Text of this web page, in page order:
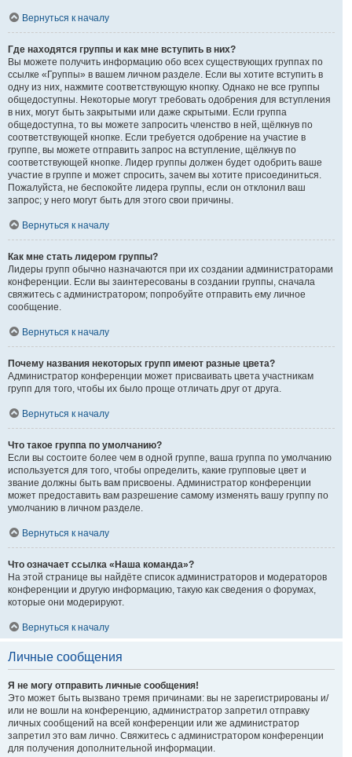
Вернуться к началу
Где находятся группы и как мне вступить в них?
Вы можете получить информацию обо всех существующих группах по
ссылке «Группы» в вашем личном разделе. Если вы хотите вступить в
одну из них, нажмите соответствующую кнопку. Однако не все группы
общедоступны. Некоторые могут требовать одобрения для вступления
в них, могут быть закрытыми или даже скрытыми. Если группа
общедоступна, то вы можете запросить членство в ней, щёлкнув по
соответствующей кнопке. Если требуется одобрение на участие в
группе, вы можете отправить запрос на вступление, щёлкнув по
соответствующей кнопке. Лидер группы должен будет одобрить ваше
участие в группе и может спросить, зачем вы хотите присоединиться.
Пожалуйста, не беспокойте лидера группы, если он отклонил ваш
запрос; у него могут быть для этого свои причины.
Вернуться к началу
Как мне стать лидером группы?
Лидеры групп обычно назначаются при их создании администраторами
конференции. Если вы заинтересованы в создании группы, сначала
свяжитесь с администратором; попробуйте отправить ему личное
сообщение.
Вернуться к началу
Почему названия некоторых групп имеют разные цвета?
Администратор конференции может присваивать цвета участникам
групп для того, чтобы их было проще отличать друг от друга.
Вернуться к началу
Что такое группа по умолчанию?
Если вы состоите более чем в одной группе, ваша группа по умолчанию
используется для того, чтобы определить, какие групповые цвет и
звание должны быть вам присвоены. Администратор конференции
может предоставить вам разрешение самому изменять вашу группу по
умолчанию в личном разделе.
Вернуться к началу
Что означает ссылка «Наша команда»?
На этой странице вы найдёте список администраторов и модераторов
конференции и другую информацию, такую как сведения о форумах,
которые они модерируют.
Вернуться к началу
Личные сообщения
Я не могу отправить личные сообщения!
Это может быть вызвано тремя причинами: вы не зарегистрированы и/
или не вошли на конференцию, администратор запретил отправку
личных сообщений на всей конференции или же администратор
запретил это вам лично. Свяжитесь с администратором конференции
для получения дополнительной информации.